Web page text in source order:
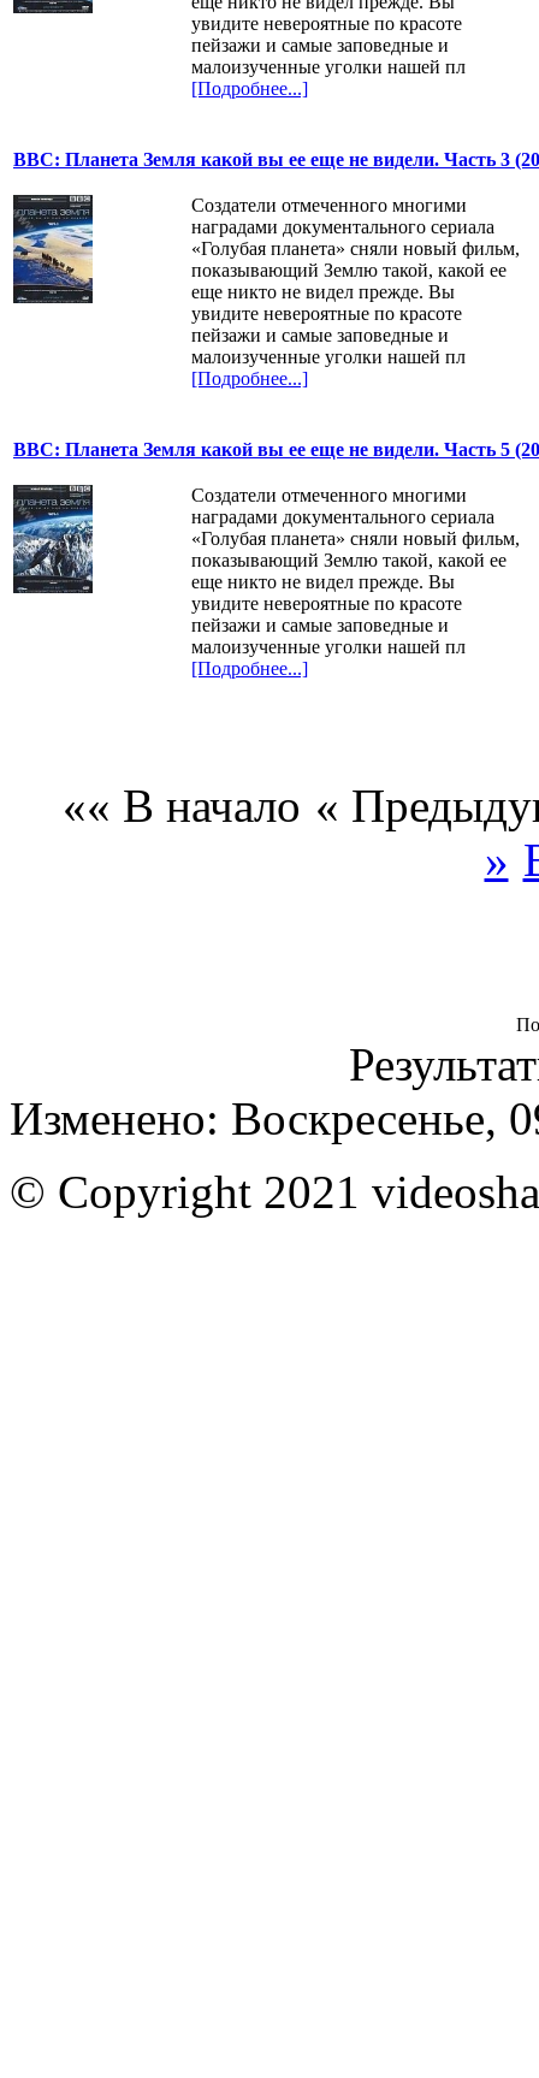
увидите невероятные по красоте
пейзажи и самые заповедные и
малоизученные уголки нашей пл
[Подробнее...]
BBC: Планета Земля какой вы ее еще не видели. Часть 3
Создатели отмеченного многими
наградами документального сериала
«Голубая планета» сняли новый фильм,
показывающий Землю такой, какой ее
еще никто не видел прежде. Вы
увидите невероятные по красоте
пейзажи и самые заповедные и
малоизученные уголки нашей пл
[Подробнее...]
BBC: Планета Земля какой вы ее еще не видели. Часть 5
Создатели отмеченного многими
наградами документального сериала
«Голубая планета» сняли новый фильм,
показывающий Землю такой, какой ее
еще никто не видел прежде. Вы
увидите невероятные по красоте
пейзажи и самые заповедные и
малоизученные уголки нашей пл
[Подробнее...]
«« В начало «
»
Изменено: Воскресенье,
© Copyright 2021